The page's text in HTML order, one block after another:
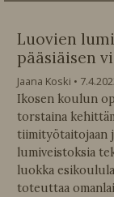
Luovien
pääsiäisen
Jaana Koski
Ikosen koulun
torstaina
tiimityötaitojaan
lumiveistoksia
luokka
toteuttaa